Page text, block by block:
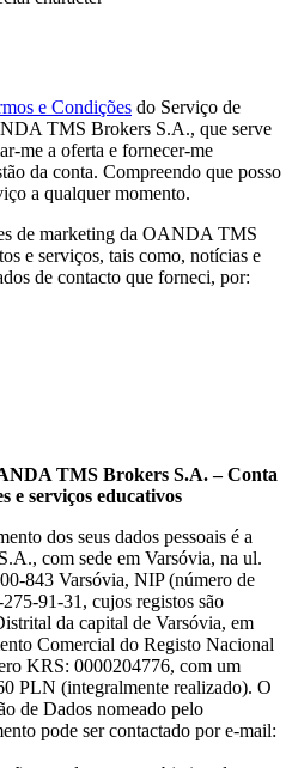
e Condições do Serviço de
TMS Brokers S.A., que serve
me a oferta e fornecer-me
da conta. Compreendo que posso
a qualquer momento.
de marketing da OANDA TMS
e serviços, tais como, notícias e
de contacto que forneci, por:
TMS Brokers S.A. – Conta
e serviços educativos
dos seus dados pessoais é a
com sede em Varsóvia, na ul.
843 Varsóvia, NIP (número de
91-31, cujos registos são
da capital de Varsóvia, em
Comercial do Registo Nacional
KRS: 0000204776, com um
PLN (integralmente realizado). O
de Dados nomeado pelo
pode ser contactado por e-mail: